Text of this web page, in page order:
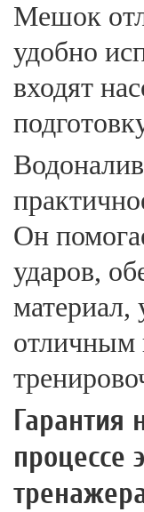
Мешок
удобно
входят
Он
ударов,
материал,
отличным
Гарантия
процессе